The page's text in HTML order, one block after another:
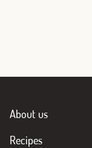
About us
Recipes